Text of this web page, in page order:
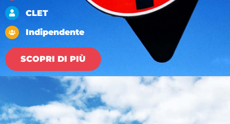
CLET
Indipendente
SCOPRI DI PIÙ